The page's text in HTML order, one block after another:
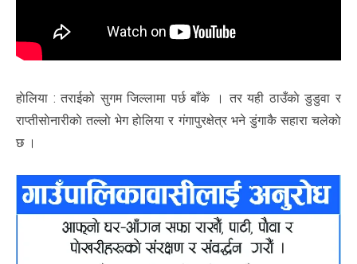
हाेलिया : तराईको सुगम जिल्लामा पर्छ बाँके । तर यही ठाउँकाे डुडुवा र
राप्तीसाेनारीकाे तल्लाे भेग हाेलिया र गंगापुरक्षेत्र भने डुंगाकै सहारा चलेकाे
छ ।